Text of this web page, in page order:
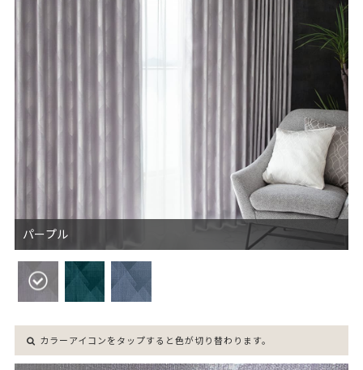
パープル
カラーアイコンをタップすると色が切り替わります。